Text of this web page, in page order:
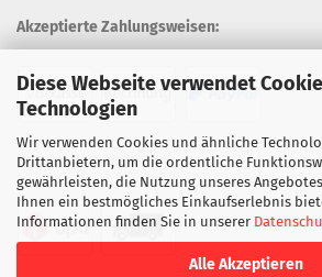
Diese Webseite verwendet
Technologien
Wir verwenden Cookies und ähnliche
Drittanbietern, um die ordentliche
gewährleisten, die Nutzung unseres
Ihnen ein bestmögliches Einkaufserlebnis
Informationen finden Sie in unserer
Alle Akzeptieren
Akzeptierte Zahlungsweisen:
Unsere Versandarten: